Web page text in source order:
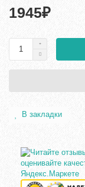
1945₽
В закладки